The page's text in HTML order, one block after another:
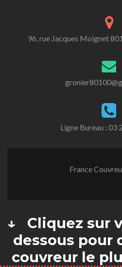
96, rue Jacques Moignet
Ligne Bureau : 03
France
↓ Cliquez sur
dessous pour
couvreur le